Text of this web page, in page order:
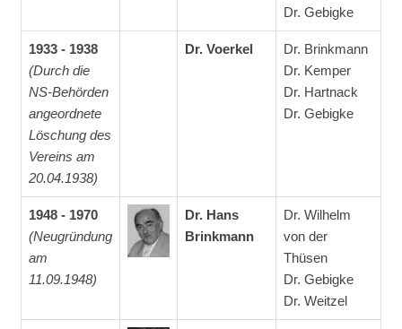
Dr. Gebigke
1933 - 1938
(Durch die
NS-Behörden
angeordnete
Löschung des
Vereins am
20.04.1938)
Dr. Voerkel
Dr. Brinkmann
Dr. Kemper
Dr. Hartnack
Dr. Gebigke
1948 - 1970
(Neugründung
am
11.09.1948)
Dr. Hans
Brinkmann
Dr. Wilhelm
von der
Thüsen
Dr. Gebigke
Dr. Weitzel